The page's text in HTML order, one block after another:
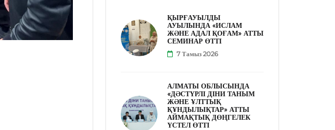
ҚЫРҒАУЫЛДЫ
АУЫЛЫНДА «ИСЛАМ
ЖӘНЕ АДАЛ ҚОҒАМ» АТТЫ
СЕМИНАР ӨТТІ
7 Тамыз 2026
АЛМАТЫ ОБЛЫСЫНДА
«ДӘСТҮРЛІ ДІНИ ТАНЫМ
ЖӘНЕ ҰЛТТЫҚ
ҚҰНДЫЛЫҚТАР» АТТЫ
АЙМАҚТЫҚ ДӨҢГЕЛЕК
ҮСТЕЛ ӨТТІ